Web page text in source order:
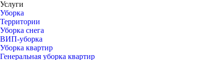
Услуги
Уборка
Территории
Уборка снега
ВИП-уборка
Уборка квартир
Генеральная уборка квартир